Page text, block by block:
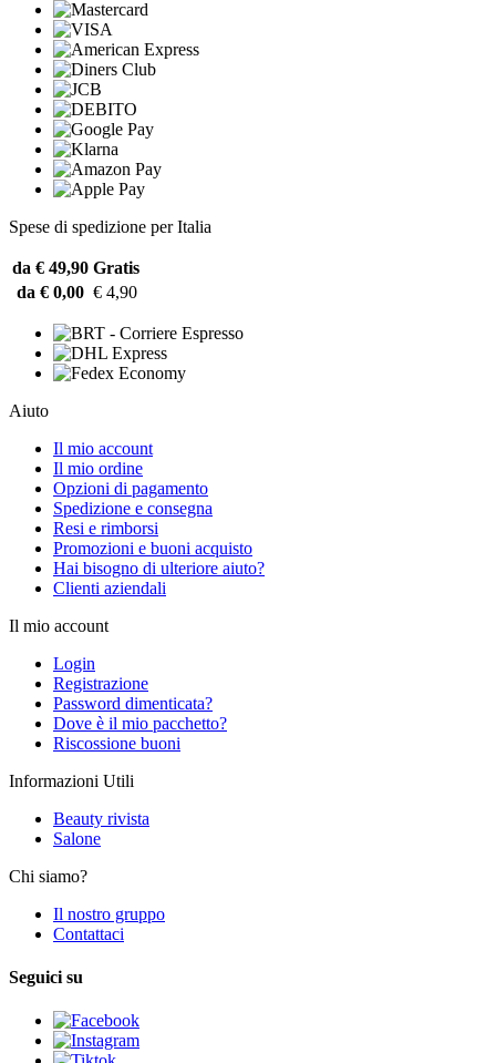
Spese di spedizione per Italia
da € 49,90 Gratis
da € 0,00 € 4,90
Aiuto
Il mio account
Il mio ordine
Opzioni di pagamento
Spedizione e consegna
Resi e rimborsi
Promozioni e buoni acquisto
Hai bisogno di ulteriore aiuto?
Clienti aziendali
Il mio account
Login
Registrazione
Password dimenticata?
Dove è il mio pacchetto?
Riscossione buoni
Informazioni Utili
Beauty rivista
Salone
Chi siamo?
Il nostro gruppo
Contattaci
Seguici su